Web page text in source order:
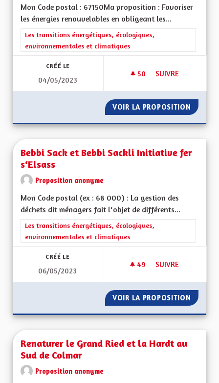
Mon Code postal : 67150Ma proposition : Favoriser
les énergies renouvelables en obligeant les...
Filtrer les résultats de la catégorie : Les transitions
Les transitions énergétiques, écologiques,
environnementales et climatiques
CRÉÉ LE
04/05/2023
50 50 ABONNÉS
SUIVRE
VOIR LA PROPOSITION
Bebbi Sack et Bebbi Sackli Initiative fer
s‘Elsass
Proposition anonyme
Mon Code postal (ex : 68 000) : La gestion des
déchets dit ménagers fait l‘objet de différents...
Filtrer les résultats de la catégorie : Les transitions
Les transitions énergétiques, écologiques,
environnementales et climatiques
CRÉÉ LE
06/05/2023
49 49 ABONNÉS
SUIVRE
VOIR LA PROPOSITION BEBBI
Renaturer le Grand Ried et la Hardt au
Sud de Colmar
Proposition anonyme